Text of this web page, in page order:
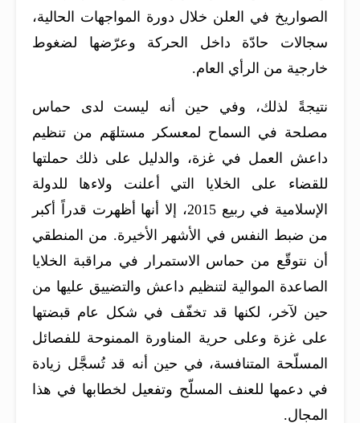
الصواريخ في العلن خلال دورة المواجهات الحالية،
سجالات حادّة داخل الحركة وعرّضها لضغوط
خارجية من الرأي العام.
نتيجةً لذلك، وفي حين أنه ليست لدى حماس
مصلحة في السماح لمعسكر مستلهَم من تنظيم
داعش العمل في غزة، والدليل على ذلك حملتها
للقضاء على الخلايا التي أعلنت ولاءها للدولة
الإسلامية في ربيع 2015، إلا أنها أظهرت قدراً أكبر
من ضبط النفس في الأشهر الأخيرة. من المنطقي
أن نتوقّع من حماس الاستمرار في مراقبة الخلايا
الصاعدة الموالية لتنظيم داعش والتضييق عليها من
حين لآخر، لكنها قد تخفّف في شكل عام قبضتها
على غزة وعلى حرية المناورة الممنوحة للفصائل
المسلّحة المتنافسة، في حين أنه قد تُسجَّل زيادة
في دعمها للعنف المسلّح وتفعيل لخطابها في هذا
المجال.